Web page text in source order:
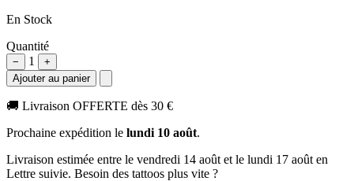
En Stock
Quantité
− 1
+
Ajouter au panier
🚚 Livraison OFFERTE dès 30 €
Prochaine expédition le lundi 10 août.
Livraison estimée entre le vendredi 14 août et le lundi 17 août en
Lettre suivie. Besoin des tattoos plus vite ?